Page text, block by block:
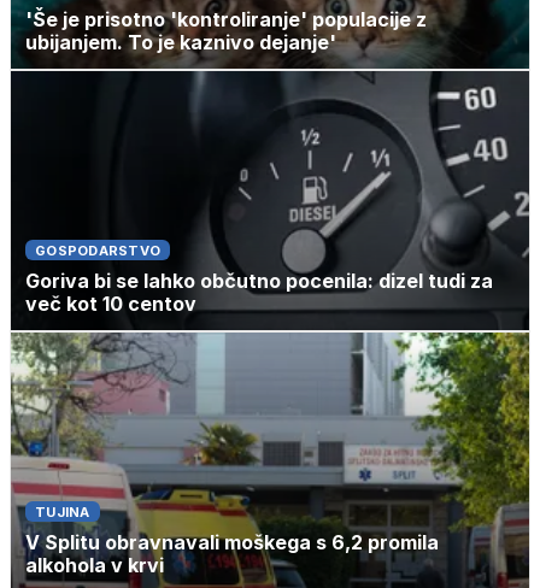
'Še je prisotno 'kontroliranje' populacije z
ubijanjem. To je kaznivo dejanje'
GOSPODARSTVO
Goriva bi se lahko občutno pocenila: dizel tudi za
več kot 10 centov
TUJINA
V Splitu obravnavali moškega s 6,2 promila
alkohola v krvi